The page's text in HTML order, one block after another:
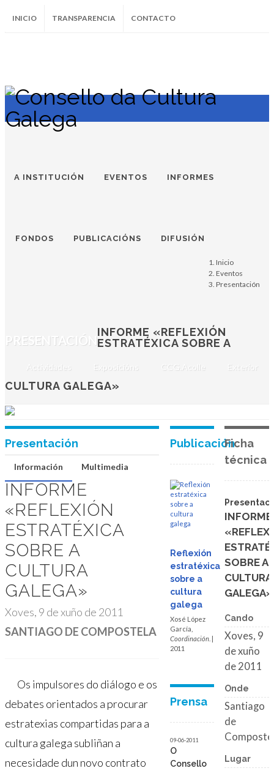
INICIO TRANSPARENCIA CONTACTO
InstagramFacebookTwitter Soundcloud
Youtube
A INSTITUCIÓN EVENTOS INFORMES
FONDOS PUBLICACIÓNS DIFUSIÓN
PRESENTACIÓN
Actividades Exposicións CCG.Acolle Exterior
INFORME «REFLEXIÓN
ESTRATÉXICA SOBRE A
CULTURA GALEGA»
Inicio
Eventos
Presentación
Informe «Reflexión
cultura galega»
SANTIAGO DE COMPOSTELA
Presentación
Información Multimedia
INFORME
«REFLEXIÓN
ESTRATÉXICA
SOBRE A
CULTURA
GALEGA»
Xoves, 9 de xuño de 2011
SANTIAGO DE COMPOSTELA
Os impulsores do diálogo e os
debates orientados a procurar
estratexias compartidas para a
cultura galega subliñan a
necesidade dun novo contrato
Publicación
Reflexión
estratéxica
sobre a
cultura
galega
Xosé López
García,
Coordinación. |
2011
Prensa
09-06-2011
O
Consello
Ficha
técnica
INFORME
SOBRE A
CULTURA
GALEGA»
Cando
Xoves, 9
de xuño
de 2011
Onde
Santiago
de
Lugar